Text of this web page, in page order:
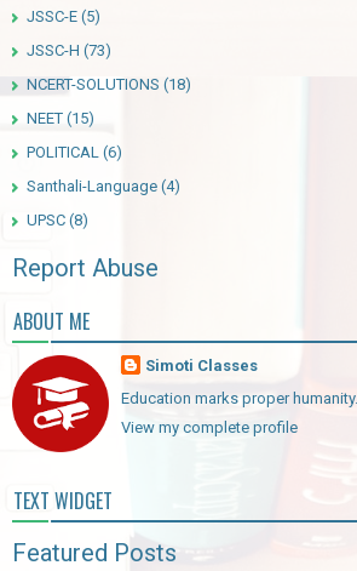
JSSC-E (5)
JSSC-H (73)
NCERT-SOLUTIONS (18)
NEET (15)
POLITICAL (6)
Santhali-Language (4)
UPSC (8)
Report Abuse
ABOUT ME
Simoti Classes
Education marks proper humanity.
View my complete profile
TEXT WIDGET
Featured Posts